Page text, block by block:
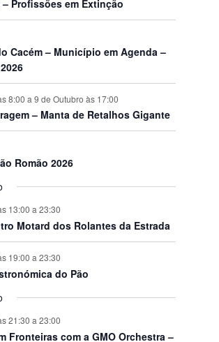
Profissões em Extinção
Cacém – Município em Agenda –
8:00 a 9 de Outubro às 17:00
– Manta de Retalhos Gigante
Romão 2026
13:00 a 23:30
Motard dos Rolantes da Estrada
19:00 a 23:30
do Pão
21:30 a 23:00
Fronteiras com a GMO Orchestra –